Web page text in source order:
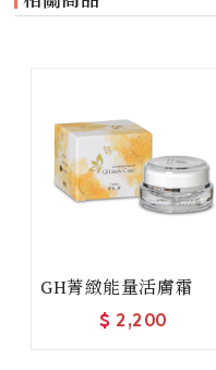
GH菁緻能量活膚霜
$ 2,200